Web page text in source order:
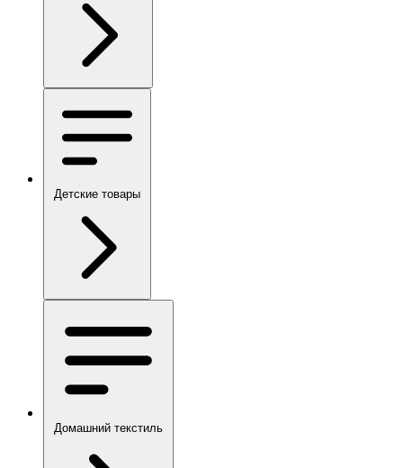
Детские товары
Домашний текстиль